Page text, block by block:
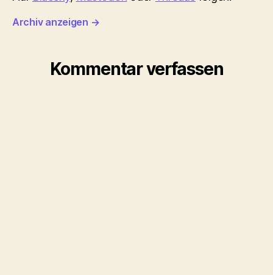
Archiv anzeigen →
Kommentar verfassen